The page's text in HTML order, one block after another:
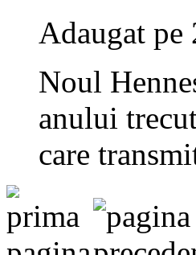
Adaugat pe
Noul
anului
care